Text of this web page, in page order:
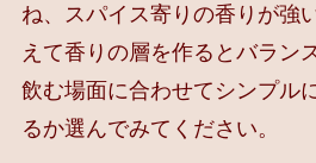
ね、スパイス寄りの香りが強
えて香りの層を作るとバラン
飲む場面に合わせてシンプル
るか選んでみてください。